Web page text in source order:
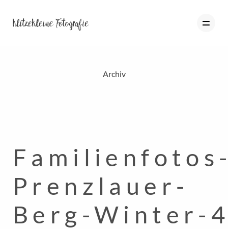
INFO
KONTAKT
Archiv
Prenzlauer-
Berg-Winter-